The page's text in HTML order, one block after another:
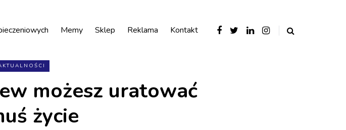
Memy Sklep Reklama Kontakt
możesz uratować
życie